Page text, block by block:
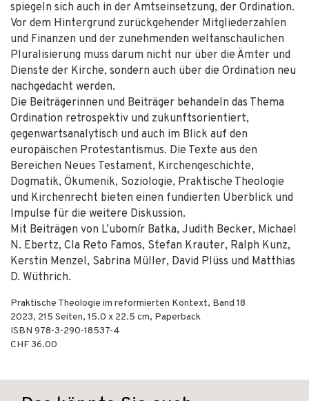
spiegeln sich auch in der Amtseinsetzung, der Ordination.
Vor dem Hintergrund zurückgehender Mitgliederzahlen
und Finanzen und der zunehmenden weltanschaulichen
Pluralisierung muss darum nicht nur über die Ämter und
Dienste der Kirche, sondern auch über die Ordination neu
nachgedacht werden.
Die Beiträgerinnen und Beiträger behandeln das Thema
Ordination retrospektiv und zukunftsorientiert,
gegenwartsanalytisch und auch im Blick auf den
europäischen Protestantismus. Die Texte aus den
Bereichen Neues Testament, Kirchengeschichte,
Dogmatik, Ökumenik, Soziologie, Praktische Theologie
und Kirchenrecht bieten einen fundierten Überblick und
Impulse für die weitere Diskussion.
Mit Beiträgen von L’ubomír Batka, Judith Becker, Michael
N. Ebertz, Cla Reto Famos, Stefan Krauter, Ralph Kunz,
Kerstin Menzel, Sabrina Müller, David Plüss und Matthias
D. Wüthrich.
Praktische Theologie im reformierten Kontext, Band 18
2023, 215 Seiten, 15.0 x 22.5 cm, Paperback
ISBN 978-3-290-18537-4
CHF 36.00